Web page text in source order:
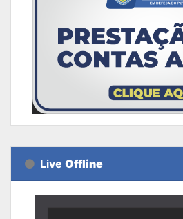
Live Offline